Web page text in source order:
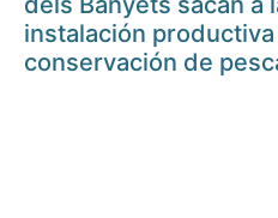
instalación productiva
conservación de